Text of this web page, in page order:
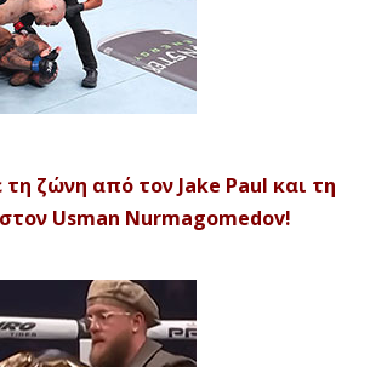
ζώνη από τον Jake Paul και τη
Usman Nurmagomedov!